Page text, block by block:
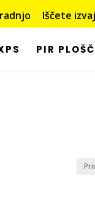
Iščete
PIR